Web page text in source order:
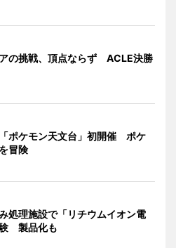
の挑戦、頂点ならず ACLE決勝
ポケモン天文台」初開催 ポケ
冒険
処理施設で「リチウムイオン電
製品化も